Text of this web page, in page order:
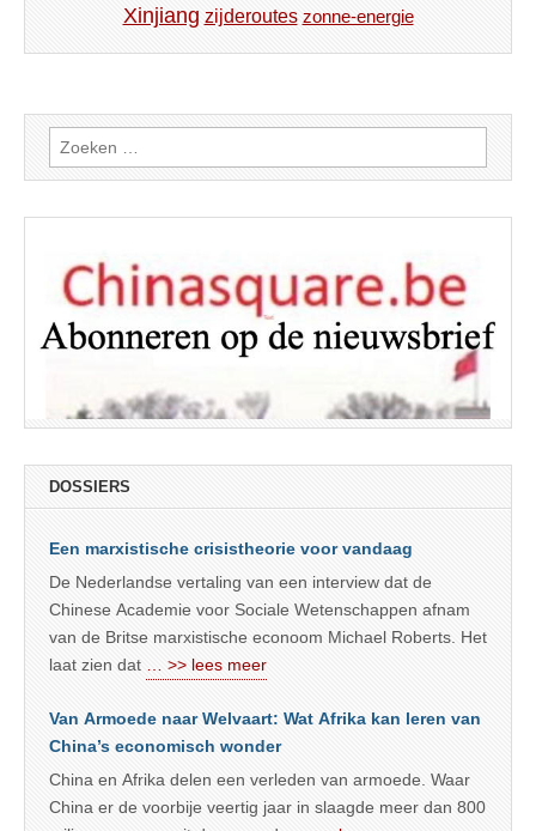
Xinjiang zijderoutes zonne-energie
Zoeken
naar:
DOSSIERS
Een marxistische crisistheorie voor vandaag
De Nederlandse vertaling van een interview dat de
Chinese Academie voor Sociale Wetenschappen afnam
van de Britse marxistische econoom Michael Roberts. Het
laat zien dat
… >> lees meer
Van Armoede naar Welvaart: Wat Afrika kan leren van
China’s economisch wonder
China en Afrika delen een verleden van armoede. Waar
China er de voorbije veertig jaar in slaagde meer dan 800